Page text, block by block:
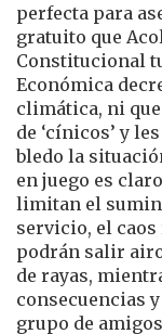
perfecta para
gratuito que
Constitucional
Económica
climática, ni
de ‘cínicos’ y
bledo la
en juego es
limitan el
servicio, el caos
podrán salir
de rayas,
consecuencias
grupo de